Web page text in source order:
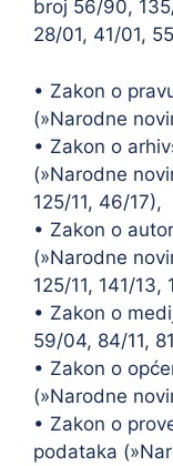
broj 56/90,
28/01, 41/01,
• Zakon o
(»Narodne
• Zakon o
(»Narodne
125/11, 46/17),
• Zakon o
(»Narodne
125/11, 141/13,
• Zakon o
59/04, 84/11,
• Zakon o
(»Narodne
• Zakon o
podataka